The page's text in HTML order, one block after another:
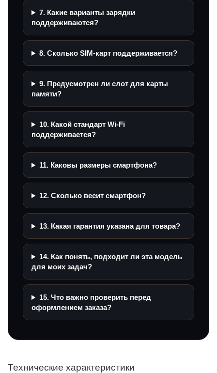
7. Какие варианты зарядки
поддерживаются?
8. Сколько SIM-карт поддерживается?
9. Предусмотрен ли слот для карты
памяти?
10. Какой стандарт Wi‑Fi
поддерживается?
11. Каковы размеры смартфона?
12. Сколько весит смартфон?
13. Какая гарантия указана для товара?
14. Как понять, подходит ли эта модель
для моих задач?
15. Что важно проверить перед
оформлением заказа?
Технические характеристики